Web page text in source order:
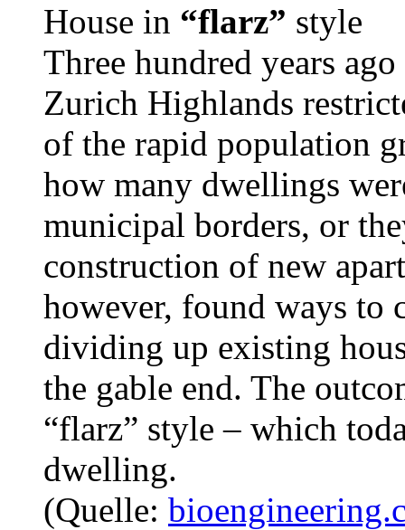
House in “flarz” style
Three hundred years
Zurich Highlands
of the rapid population
how many dwellings
municipal borders, or
construction of new
however, found ways to
dividing up existing
the gable end. The
“flarz” style – which
dwelling.
(Quelle: